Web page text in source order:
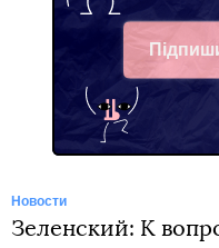
Новости
Зеленский: К